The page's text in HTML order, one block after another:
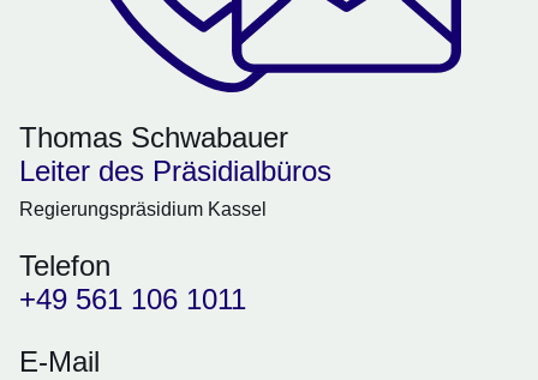
Thomas Schwabauer
Leiter des Präsidialbüros
Regierungspräsidium Kassel
Telefon
+49 561 106 1011
E-Mail